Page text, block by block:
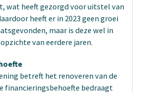
wat heeft gezorgd voor uitstel van
heeft er in 2023 geen groei
maar is deze wel in
van eerdere jaren.
betreft het renoveren van de
financieringsbehoefte bedraagt